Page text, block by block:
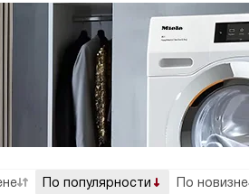
По популярности По новизне